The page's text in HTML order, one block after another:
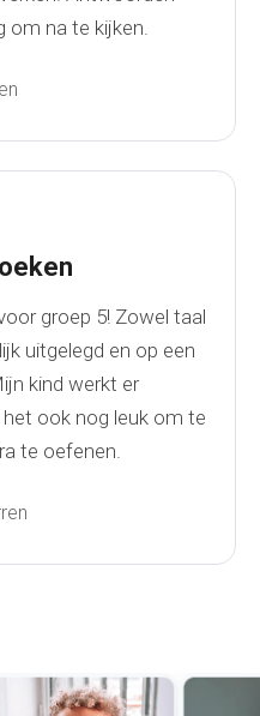
om na te kijken.
groep 5! Zowel taal
uitgelegd en op een
kind werkt er
ook nog leuk om te
te oefenen.